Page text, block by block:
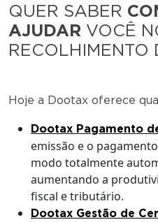
QUER SABER
AJUDAR VOCÊ
RECOLHIMENTO
Hoje a Dootax oferece
Dootax Pagamento
emissão e o
modo totalmente
aumentando a
fiscal e tributário.
Dootax Gestão de